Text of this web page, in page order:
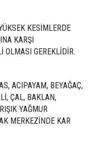
KESİMLERDE
KARŞI
OLMASI GEREKLİDİR.
ACIPAYAM, BEYAĞAÇ,
ÇAL, BAKLAN,
YAĞMUR
MERKEZİNDE KAR